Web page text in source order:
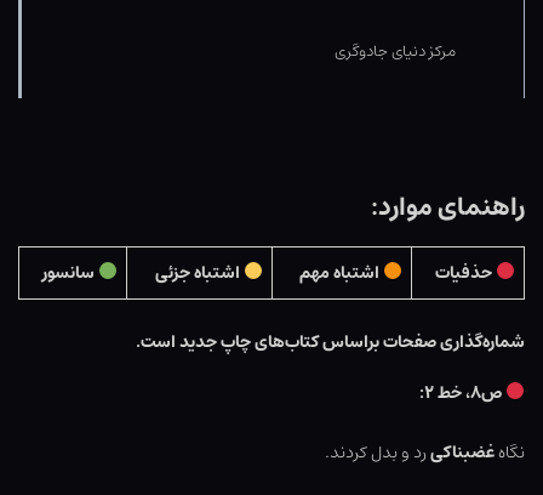
مرکز دنیای جادوگری
راهنمای موارد:
حذفیات اشتباه مهم اشتباه جزئی سانسور
شماره‌گذاری صفحات براساس کتاب‌های چاپ جدید است.
ص۸، خط ۲:
نگاهغضبناکیرد و بدل کردند.